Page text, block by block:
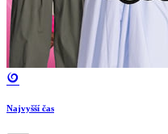
Najvyšší čas